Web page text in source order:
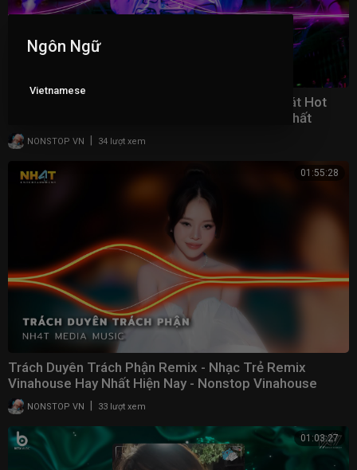
Nhạc Trend Tiktok Remix 2023 - Top 20 Bài Hát Hot
Nhất Trên TikTok - BXH Nhạc Trẻ Remix Mới Nhất
NONSTOP VN 34 lượt xem
01:55:28
Trách Duyên Trách Phận Remix - Nhạc Trẻ Remix
Vinahouse Hay Nhất Hiện Nay - Nonstop Vinahouse
2023NONSTOP VN 33 lượt xem
01:03:27
Ngôn Ngữ
Vietnamese